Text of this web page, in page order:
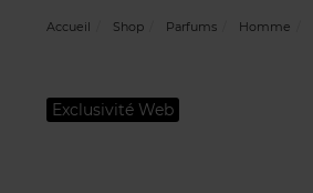
Accueil Shop Parfums Homme
Exclusivité Web